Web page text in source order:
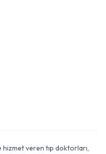
veren tıp doktorları,